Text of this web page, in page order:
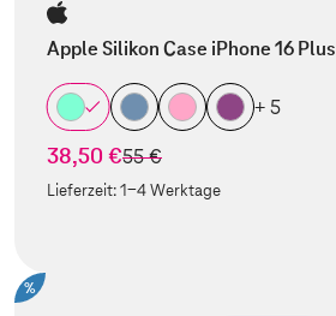
Apple Silikon Case iPhone 16 Plus
+ 5
38,50 €statt
55 €
Lieferzeit:1-4 Werktage
%